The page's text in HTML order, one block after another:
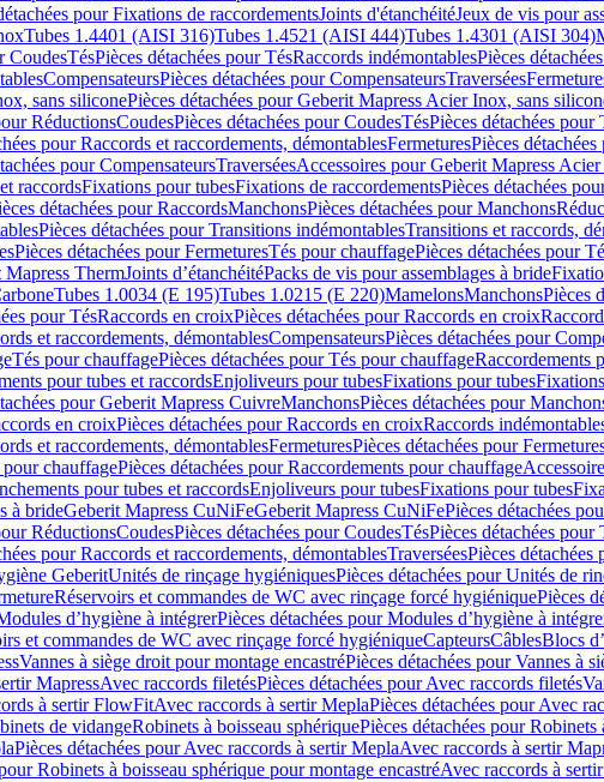
pour Fixations de raccordementsJoints d'étanchéitéJeux de vis pour
Tubes 1.4401 (AISI 316)Tubes 1.4521 (AISI 444)Tubes 1.4301 (AISI 304)
CoudesTésPièces détachées pour TésRaccords indémontablesPièces
CompensateursPièces détachées pour CompensateursTraversées
sans siliconePièces détachées pour Geberit Mapress Acier Inox, sans
RéductionsCoudesPièces détachées pour CoudesTésPièces détachées pour
pour Raccords et raccordements, démontablesFermeturesPièces
pour CompensateursTraverséesAccessoires pour Geberit Mapress
raccordsFixations pour tubesFixations de raccordementsPièces détachées
détachées pour RaccordsManchonsPièces détachées pour Manchons
Pièces détachées pour Transitions indémontablesTransitions et raccords,
Pièces détachées pour FermeturesTés pour chauffagePièces détachées pour
Mapress ThermJoints d’étanchéitéPacks de vis pour assemblages à bride
Tubes 1.0034 (E 195)Tubes 1.0215 (E 220)MamelonsManchonsPièces
pour TésRaccords en croixPièces détachées pour Raccords en croix
et raccordements, démontablesCompensateursPièces détachées pour
Tés pour chauffagePièces détachées pour Tés pour chauffageRaccordements
pour tubes et raccordsEnjoliveurs pour tubesFixations pour tubes
pour Geberit Mapress CuivreManchonsPièces détachées pour
en croixPièces détachées pour Raccords en croixRaccords
et raccordements, démontablesFermeturesPièces détachées pour
chauffagePièces détachées pour Raccordements pour chauffage
pour tubes et raccordsEnjoliveurs pour tubesFixations pour tubes
à brideGeberit Mapress CuNiFeGeberit Mapress CuNiFePièces détachées
RéductionsCoudesPièces détachées pour CoudesTésPièces détachées pour
pour Raccords et raccordements, démontablesTraverséesPièces détachées
GeberitUnités de rinçage hygiéniquesPièces détachées pour Unités de
Réservoirs et commandes de WC avec rinçage forcé hygiéniquePièces
d’hygiène à intégrerPièces détachées pour Modules d’hygiène à
et commandes de WC avec rinçage forcé hygiéniqueCapteursCâblesBlocs
Vannes à siège droit pour montage encastréPièces détachées pour Vannes à
MapressAvec raccords filetésPièces détachées pour Avec raccords filetés
à sertir FlowFitAvec raccords à sertir MeplaPièces détachées pour Avec
de vidangeRobinets à boisseau sphériquePièces détachées pour Robinets
Pièces détachées pour Avec raccords à sertir MeplaAvec raccords à sertir
Robinets à boisseau sphérique pour montage encastréAvec raccords à